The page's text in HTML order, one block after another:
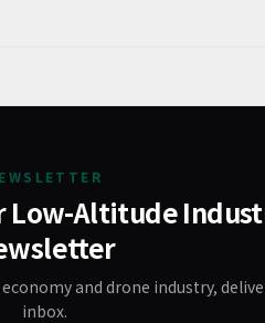
Low-Altitude
and drone industry,
inbox.